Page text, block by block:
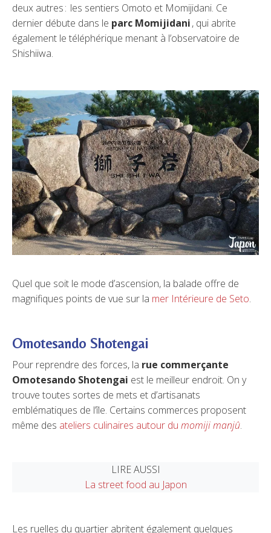
deux autres : les sentiers Omoto et Momijidani. Ce
dernier débute dans le parc Momijidani, qui abrite
également le téléphérique menant à l’observatoire de
Shishiiwa.
Quel que soit le mode d’ascension, la balade offre de
magnifiques points de vue sur la mer Intérieure de Seto.
Omotesando Shotengai
Pour reprendre des forces, la rue commerçante
Omotesando Shotengai est le meilleur endroit. On y
trouve toutes sortes de mets et d’artisanats
emblématiques de l’île. Certains commerces proposent
même des ateliers culinaires autour du momiji manjû.
LIRE AUSSI
La street food au Japon
Les ruelles du quartier abritent également quelques